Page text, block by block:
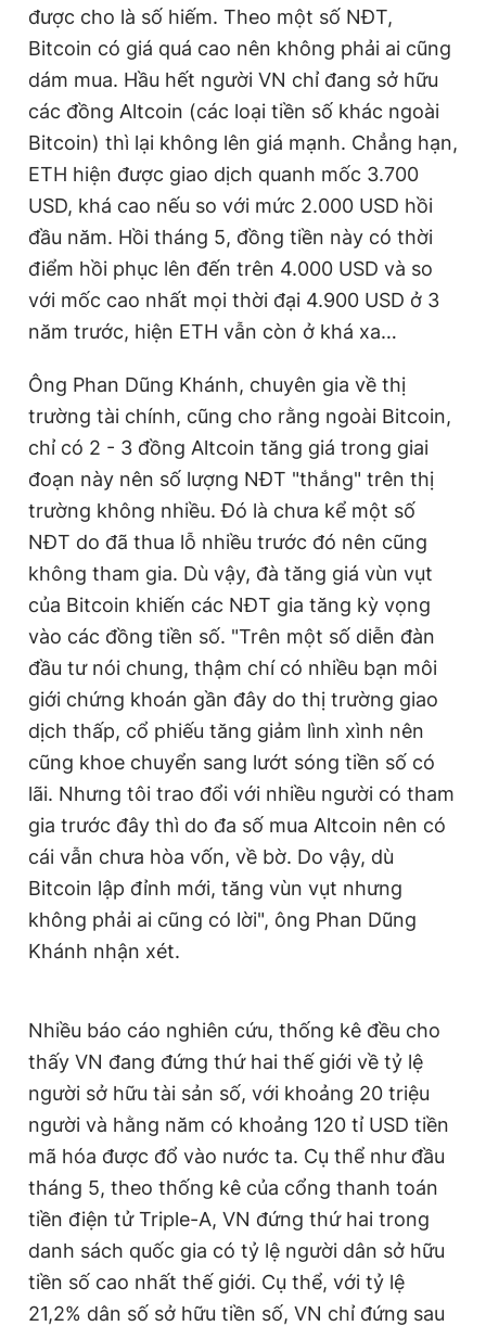
được cho là số hiếm. Theo một số NĐT,
Bitcoin có giá quá cao nên không phải ai cũng
dám mua. Hầu hết người VN chỉ đang sở hữu
các đồng Altcoin (các loại tiền số khác ngoài
Bitcoin) thì lại không lên giá mạnh. Chẳng hạn,
ETH hiện được giao dịch quanh mốc 3.700
USD, khá cao nếu so với mức 2.000 USD hồi
đầu năm. Hồi tháng 5, đồng tiền này có thời
điểm hồi phục lên đến trên 4.000 USD và so
với mốc cao nhất mọi thời đại 4.900 USD ở 3
năm trước, hiện ETH vẫn còn ở khá xa…
Ông Phan Dũng Khánh, chuyên gia về thị
trường tài chính, cũng cho rằng ngoài Bitcoin,
chỉ có 2 - 3 đồng Altcoin tăng giá trong giai
đoạn này nên số lượng NĐT "thắng" trên thị
trường không nhiều. Đó là chưa kể một số
NĐT do đã thua lỗ nhiều trước đó nên cũng
không tham gia. Dù vậy, đà tăng giá vùn vụt
của Bitcoin khiến các NĐT gia tăng kỳ vọng
vào các đồng tiền số. "Trên một số diễn đàn
đầu tư nói chung, thậm chí có nhiều bạn môi
giới chứng khoán gần đây do thị trường giao
dịch thấp, cổ phiếu tăng giảm lình xình nên
cũng khoe chuyển sang lướt sóng tiền số có
lãi. Nhưng tôi trao đổi với nhiều người có tham
gia trước đây thì do đa số mua Altcoin nên có
cái vẫn chưa hòa vốn, về bờ. Do vậy, dù
Bitcoin lập đỉnh mới, tăng vùn vụt nhưng
không phải ai cũng có lời", ông Phan Dũng
Khánh nhận xét.
Nhiều báo cáo nghiên cứu, thống kê đều cho
thấy VN đang đứng thứ hai thế giới về tỷ lệ
người sở hữu tài sản số, với khoảng 20 triệu
người và hằng năm có khoảng 120 tỉ USD tiền
mã hóa được đổ vào nước ta. Cụ thể như đầu
tháng 5, theo thống kê của cổng thanh toán
tiền điện tử Triple-A, VN đứng thứ hai trong
danh sách quốc gia có tỷ lệ người dân sở hữu
tiền số cao nhất thế giới. Cụ thể, với tỷ lệ
21,2% dân số sở hữu tiền số, VN chỉ đứng sau